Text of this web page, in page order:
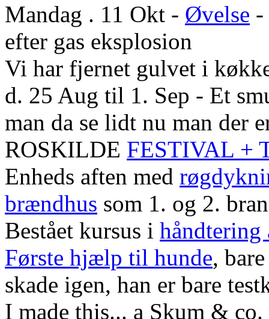
Mandag . 11 Okt - Øvelse -
efter gas eksplosion
Vi har fjernet gulvet i
d. 25 Aug til 1. Sep - Et
man da se lidt nu man der
ROSKILDE FESTIVAL +
Enheds aften med
brændhus som 1. og 2.
Bestået kursus i håndtering
Første hjælp til hunde,
skade igen, han er bare
I made this... a Skum &